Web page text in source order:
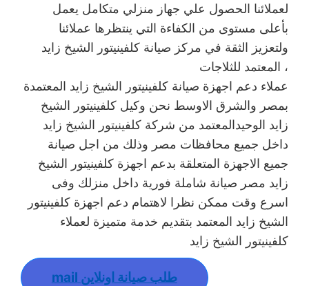
لعملائنا الحصول علي جهاز منزلي متكامل يعمل
بأعلى مستوى من الكفاءة التي ينتظرها عملائنا
ولتعزيز الثقة في مركز صيانة كلفينيتور الشيخ زايد
المعتمد للثلاجات ،
عملاء دعم اجهزة صيانة كلفينيتور الشيخ زايد المعتمدة
بمصر والشرق الاوسط نحن وكيل كلفينيتور الشيخ
زايد الوحيدالمعتمد من شركة كلفينيتور الشيخ زايد
داخل جميع محافظات مصر وذلك من اجل صيانة
جميع الاجهزة المتعلقة بدعم اجهزة كلفينيتور الشيخ
زايد مصر صيانة شاملة فورية داخل منزلك وفى
اسرع وقت ممكن نظرا لاهتمام دعم اجهزة كلفينيتور
الشيخ زايد المعتمد بتقديم خدمة متميزة لعملاء
كلفينيتور الشيخ زايد
mail طلب صيانة اونلاين